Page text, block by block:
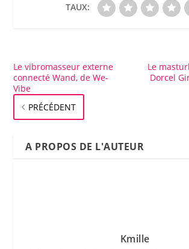
TAUX:
Le vibromasseur externe
connecté Wand, de We-
Vibe
PRÉCÉDENT
Le
Dorcel
A PROPOS DE L'AUTEUR
Kmille